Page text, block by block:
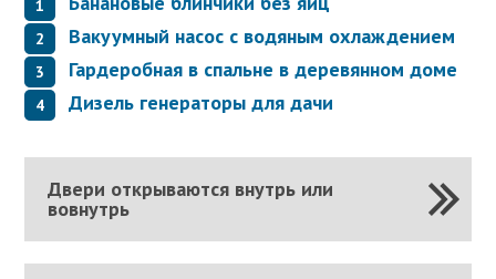
Вакуумный насос с водяным охлаждением
Гардеробная в спальне в деревянном доме
Дизель генераторы для дачи
Двери открываются внутрь или
вовнутрь